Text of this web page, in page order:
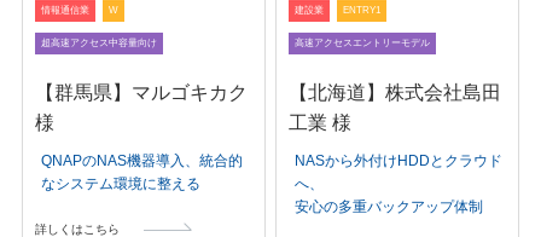
情報通信業 W
超高速アクセス中容量向け
【群馬県】マルゴキカク
様
QNAPのNAS機器導入、統合的
なシステム環境に整える
詳しくはこちら
建設業 ENTRY1
高速アクセスエントリーモデル
【北海道】株式会社島田
工業 様
NASから外付けHDDとクラウド
へ、
安心の多重バックアップ体制